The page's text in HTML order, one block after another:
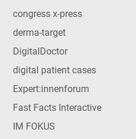
congress x-press
derma-target
DigitalDoctor
digital patient cases
Expert:innenforum
Fast Facts Interactive
IM FOKUS